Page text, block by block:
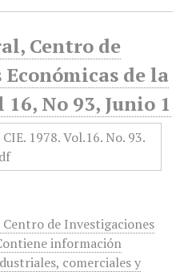
Centro de
de la
No 93, Junio 1
de Investigaciones
información
comerciales y